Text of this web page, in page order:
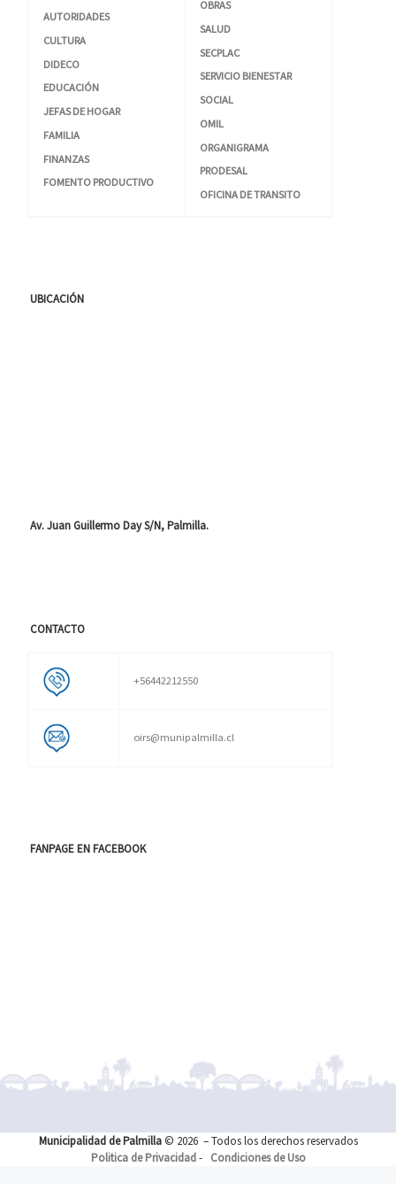
AUTORIDADES
CULTURA
DIDECO
EDUCACIÓN
JEFAS DE HOGAR
FAMILIA
FINANZAS
FOMENTO PRODUCTIVO
OBRAS
SALUD
SECPLAC
SERVICIO BIENESTAR
SOCIAL
OMIL
ORGANIGRAMA
PRODESAL
OFICINA DE TRANSITO
UBICACIÓN
Av. Juan Guillermo Day S/N, Palmilla.
CONTACTO
+56442212550
oirs@munipalmilla.cl
FANPAGE EN FACEBOOK
Municipalidad de Palmilla© 2026 – Todos los derechos reservados
Politica de Privacidad- Condiciones de Uso